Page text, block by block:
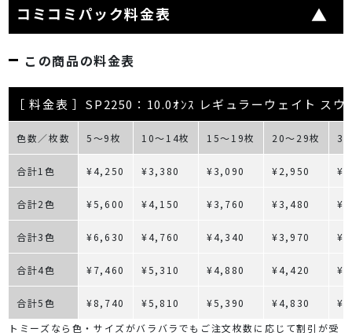
コミコミパック料金表
この商品の料金表
［ 料金表 ］SP2250：10.0ｵﾝｽ レギュラーウェイト ス
色数／枚数 5～9枚 10～14枚 15～19枚 20～29枚
合計1色 ¥4,250 ¥3,380 ¥3,090 ¥2,950
合計2色 ¥5,600 ¥4,150 ¥3,760 ¥3,480
合計3色 ¥6,630 ¥4,760 ¥4,340 ¥3,970
合計4色 ¥7,460 ¥5,310 ¥4,880 ¥4,420
合計5色 ¥8,740 ¥5,810 ¥5,390 ¥4,830
トミーズなら色・サイズがバラバラでもご注文枚数に応じて割引が受